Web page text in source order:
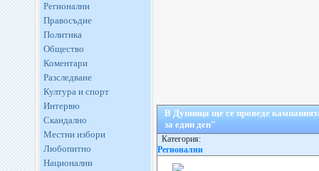
Регионални
Правосъдие
Политика
Общество
Коментари
Разследване
Култура и спорт
Интервю
Скандално
Местни избори
Любопитно
Национални
В Дупница ще се проведе
за един ден"
Категория:
Регионални